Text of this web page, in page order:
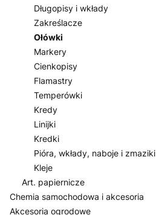
Długopisy i wkłady
Zakreślacze
Ołówki
Markery
Cienkopisy
Flamastry
Temperówki
Kredy
Linijki
Kredki
Pióra, wkłady, naboje i zmaziki
Kleje
Art. papiernicze
Chemia samochodowa i akcesoria
Akcesoria ogrodowe